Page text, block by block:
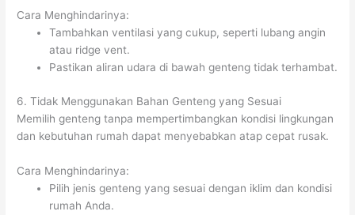
Cara Menghindarinya:
Tambahkan ventilasi yang cukup, seperti lubang angin
atau ridge vent.
Pastikan aliran udara di bawah genteng tidak terhambat.
6. Tidak Menggunakan Bahan Genteng yang Sesuai
Memilih genteng tanpa mempertimbangkan kondisi lingkungan
dan kebutuhan rumah dapat menyebabkan atap cepat rusak.
Cara Menghindarinya:
Pilih jenis genteng yang sesuai dengan iklim dan kondisi
rumah Anda.